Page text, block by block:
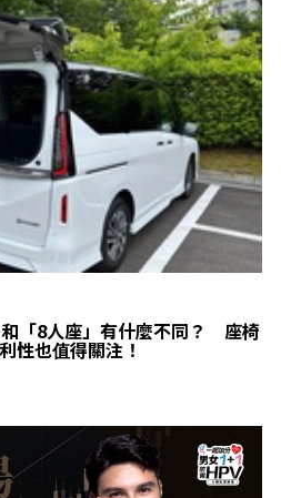
「8人座」有什麼不同？ 座椅
性也值得關注！